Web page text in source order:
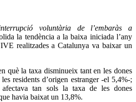
voluntària de l’embaràs a
la tendència a la baixa iniciada l’any
realitzades a Catalunya va baixar un
què la taxa disminueix tant en les dones
residents d’origen estranger -el 5,4%-;
tan sols la taxa de les dones
havia baixat un 13,8%.